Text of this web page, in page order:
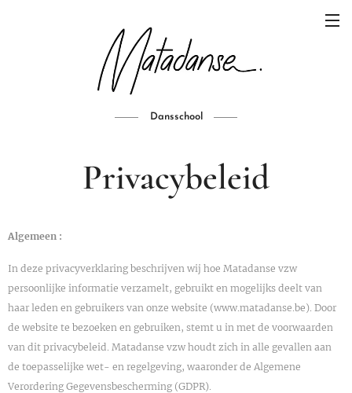
Dansschool
Privacybeleid
Algemeen :
In deze privacyverklaring beschrijven wij hoe Matadanse vzw
persoonlijke informatie verzamelt, gebruikt en mogelijks deelt van
haar leden en gebruikers van onze website (www.matadanse.be). Door
de website te bezoeken en gebruiken, stemt u in met de voorwaarden
van dit privacybeleid. Matadanse vzw houdt zich in alle gevallen aan
de toepasselijke wet- en regelgeving, waaronder de Algemene
Verordering Gegevensbescherming (GDPR).